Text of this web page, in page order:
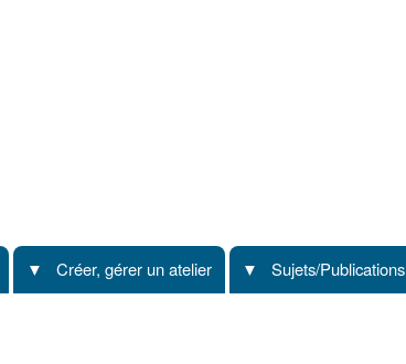
Créer, gérer un atelier Sujets/Publications